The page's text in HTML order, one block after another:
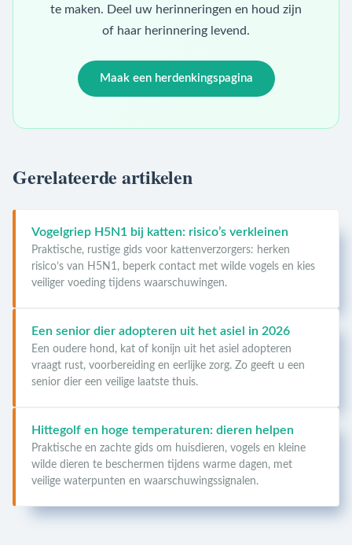
te maken. Deel uw herinneringen en houd zijn
of haar herinnering levend.
Maak een herdenkingspagina
Gerelateerde artikelen
Vogelgriep H5N1 bij katten: risico’s verkleinen
Praktische, rustige gids voor kattenverzorgers: herken
risico’s van H5N1, beperk contact met wilde vogels en kies
veiliger voeding tijdens waarschuwingen.
Een senior dier adopteren uit het asiel in 2026
Een oudere hond, kat of konijn uit het asiel adopteren
vraagt rust, voorbereiding en eerlijke zorg. Zo geeft u een
senior dier een veilige laatste thuis.
Hittegolf en hoge temperaturen: dieren helpen
Praktische en zachte gids om huisdieren, vogels en kleine
wilde dieren te beschermen tijdens warme dagen, met
veilige waterpunten en waarschuwingssignalen.